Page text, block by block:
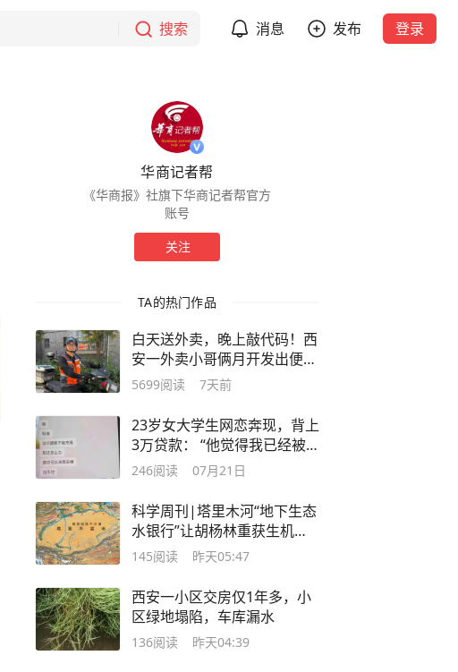
搜索 消息 发布 登录
华商记者帮
《华商报》社旗下华商记者帮官方
账号
关注
TA的热门作品
白天送外卖，晚上敲代码！西
安一外卖小哥俩月开发出便民
程序→
5699阅读 7天前
23岁女大学生网恋奔现，背上
3万贷款： “他觉得我已经被
骗得没有价值了，才不理我
246阅读 07月21日
科学周刊|塔里木河“地下生态
水银行”让胡杨林重获生机，
华商报大风新闻记者赴新疆科
生态”
145阅读 昨天05:47
西安一小区交房仅1年多，小
区绿地塌陷，车库漏水
136阅读 昨天04:39